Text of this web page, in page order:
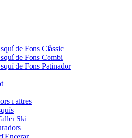
de Fons Clàssic
de Fons Combi
de Fons Patinador
i altres
Ski